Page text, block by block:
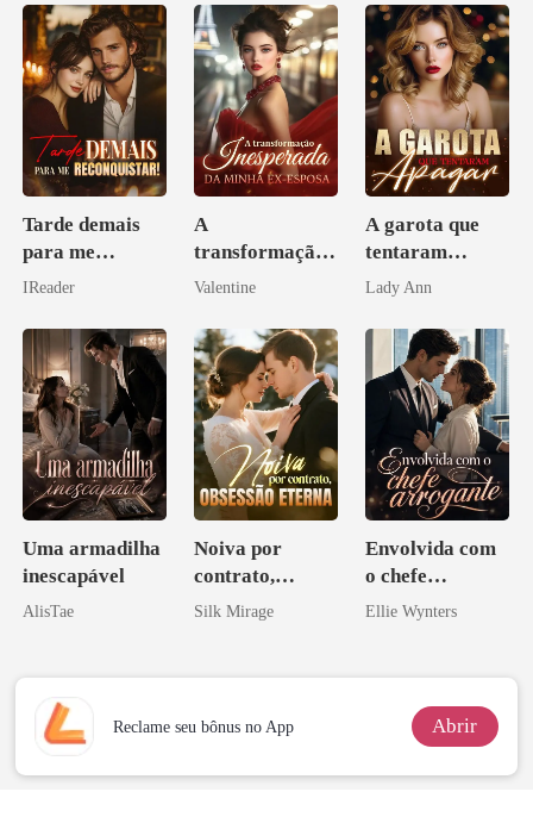
Tarde demais
para me
reconquistar!
IReader
A
transformação
inesperada da
esposa
Valentine
A garota que
tentaram
apagar
Lady Ann
Uma armadilha
inescapável
AlisTae
Noiva por
contrato,
obsessão eterna
Silk Mirage
Envolvida com
o chefe
arrogante
Ellie Wynters
Reclame seu bônus no App Abrir